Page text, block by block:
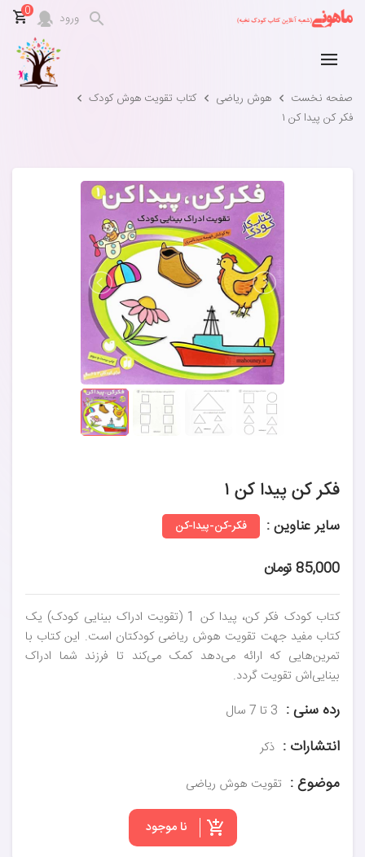
ورود 0
صفحه نخست هوش ریاضی
کتاب تقویت هوش کودک
فکر کن پیدا کن ۱
فکر کن پیدا کن ۱
سایر عناوین : فکر-کن-پیدا-کن
85,000 تومان
کتاب کودک فکر کن، پیدا کن 1 (تقویت ادراک بینایی کودک) یک
کتاب مفید جهت تقویت هوش ریاضی کودکتان است. این کتاب با
تمرین‌هایی که ارائه می‌دهد کمک می‌کند تا فرزند شما ادراک
بینایی‌اش تقویت گردد.
رده سنی : 3 تا 7 سال
انتشارات : ذکر
موضوع : تقویت هوش ریاضی
نا موجود